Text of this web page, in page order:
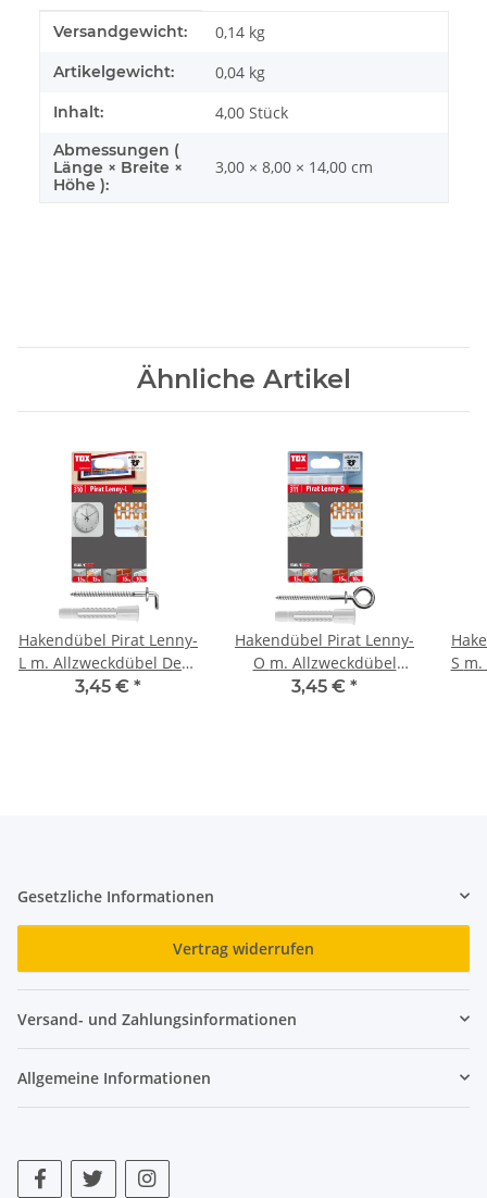
Produkteigenschaft
Wert
Versandgewicht: 0,14 kg
Artikelgewicht: 0,04 kg
Inhalt: 4,00 Stück
Abmessungen (
Länge × Breite ×
Höhe ):
3,00 × 8,00 × 14,00 cm
Ähnliche Artikel
Hakendübel Pirat Lenny-
L m. Allzweckdübel Deco
BL 4
3,45 € *
Hakendübel Pirat Lenny-
O m. Allzweckdübel
Deco BL 4
3,45 € *
S m. Allzweckdübel Deco
Gesetzliche Informationen
Vertrag widerrufen
Versand- und Zahlungsinformationen
Allgemeine Informationen